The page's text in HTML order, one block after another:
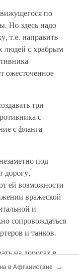
по
Но здесь надо
т.е. направить
людей с храбрым
ожесточенное
три
с
с фланга
под
дорогу,
ей возможности
вражеской
и
сопровождаться
и танков.
на дорогах в
Здесь
в Афганистане →